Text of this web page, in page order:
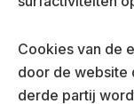
Cookies van de
door de website
derde partij